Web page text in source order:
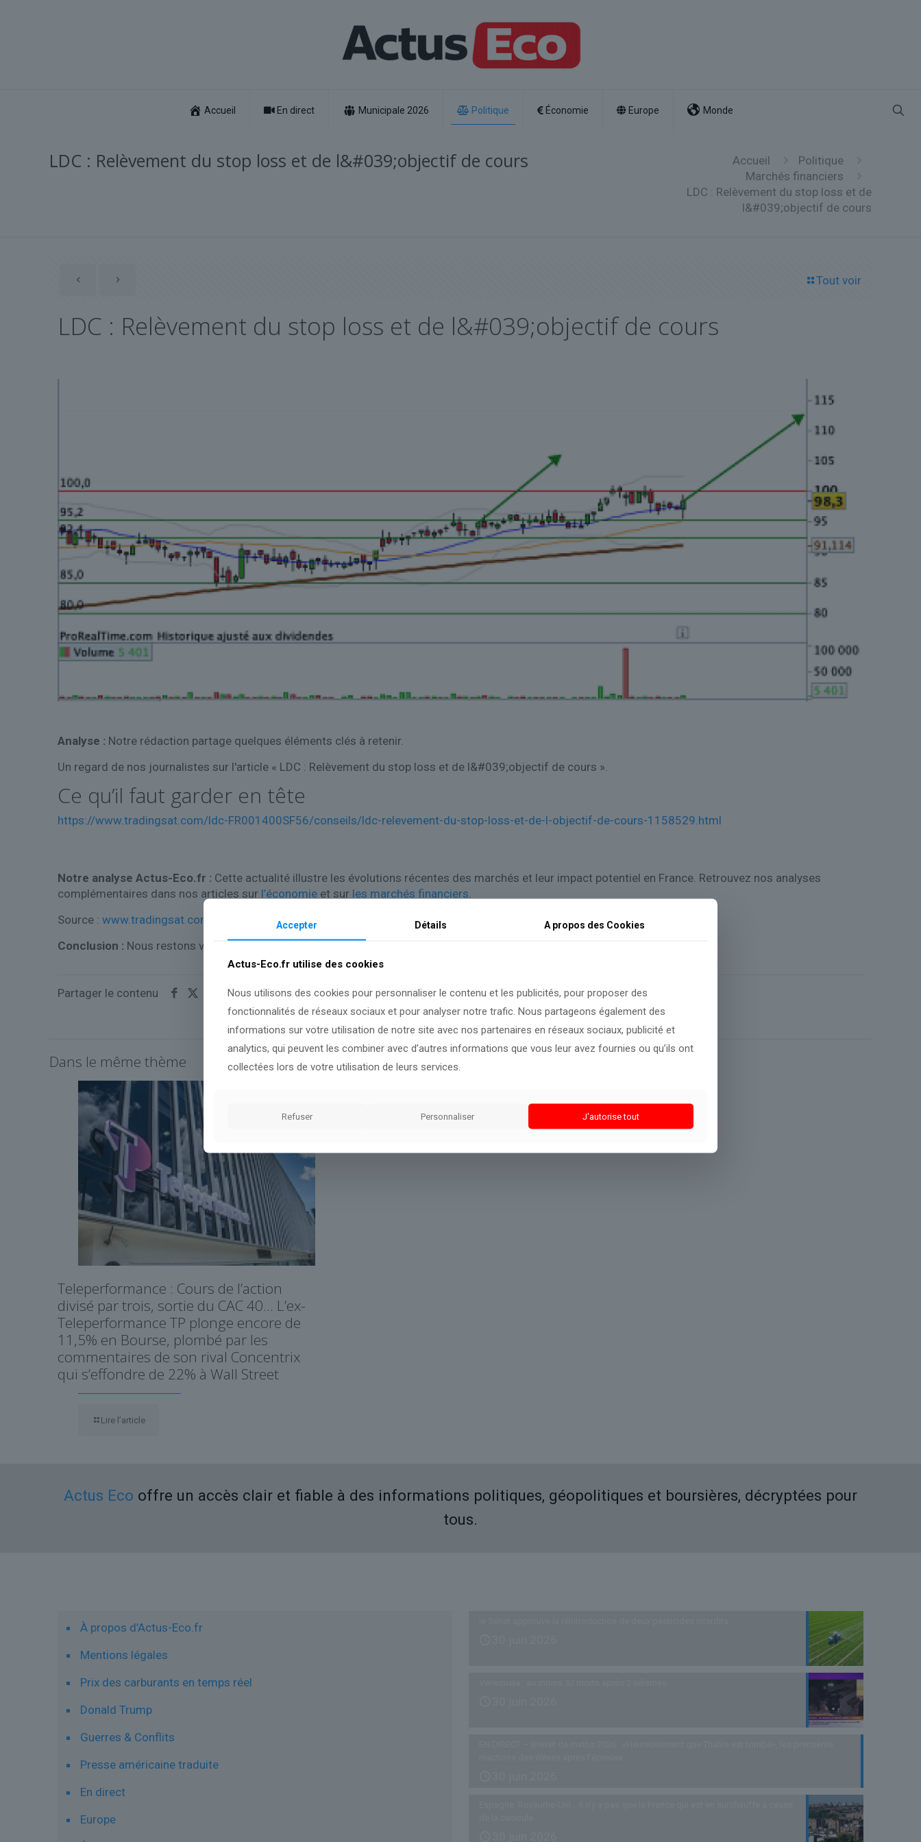
Accueil En direct Municipale 2026 Politique Économie Europe Monde
LDC : Relèvement du stop loss et de l&#039;objectif de cours Accueil
Politique
Marchés financiers
LDC : Relèvement du stop loss et de
l&#039;objectif de cours
Tout voir
LDC : Relèvement du stop loss et de l&#039;objectif de cours
Analyse : Notre rédaction partage quelques éléments clés à retenir.
Un regard de nos journalistes sur l'article « LDC : Relèvement du stop loss et de l&#039;objectif de cours ».
Ce qu’il faut garder en tête
https://www.tradingsat.com/ldc-FR001400SF56/conseils/ldc-relevement-du-stop-loss-et-de-l-objectif-de-cours-1158529.html
Notre analyse Actus-Eco.fr : Cette actualité illustre les évolutions récentes des marchés et leur impact potentiel en France. Retrouvez nos analyses
complémentaires dans nos articles sur l’économie et sur les marchés financiers
Source : www.tradingsat.com
Conclusion : Nous restons vigilants sur les évolutions de cette information.
Partager le contenu
Dans le même thème
Teleperformance : Cours de l’action
divisé par trois, sortie du CAC 40… L’ex-
Teleperformance TP plonge encore de
11,5% en Bourse, plombé par les
commentaires de son rival Concentrix
qui s’effondre de 22% à Wall Street
Lire l’article
Actus Eco offre un accès clair et fiable à des informations politiques, géopolitiques et boursières, décryptées pour
tous.
À propos d’Actus-Eco.fr
Mentions légales
Prix des carburants en temps réel
Donald Trump
Guerres & Conflits
Presse américaine traduite
En direct
Europe
Accepter Détails A propos des Cookies
Actus-Eco.fr utilise des cookies
Nous utilisons des cookies pour personnaliser le contenu et les publicités, pour proposer des
fonctionnalités de réseaux sociaux et pour analyser notre trafic. Nous partageons également des
informations sur votre utilisation de notre site avec nos partenaires en réseaux sociaux, publicité et
analytics, qui peuvent les combiner avec d’autres informations que vous leur avez fournies ou qu’ils ont
collectées lors de votre utilisation de leurs services.
Refuser Personnaliser J'autorise tout